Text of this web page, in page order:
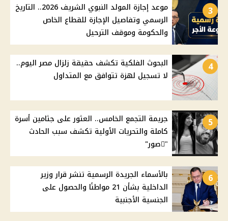
3
موعد إجازة المولد النبوي الشريف 2026.. التاريخ
الرسمي وتفاصيل الإجازة للقطاع الخاص
والحكومة وموقف الترحيل
4
البحوث الفلكية تكشف حقيقة زلزال مصر اليوم..
لا تسجيل لهزة تتوافق مع المتداول
5
جريمة التجمع الخامس.. العثور على جثامين أسرة
كاملة والتحريات الأولية تكشف سبب الحادث
"ًصور"
6
بالأسماء الجريدة الرسمية تنشر قرار وزير
الداخلية بشأن 21 مواطنًا والحصول على
الجنسية الأجنبية